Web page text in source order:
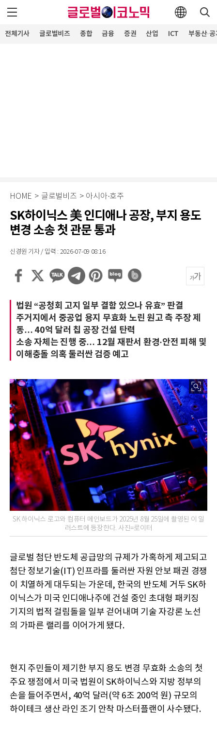
전체기사 글로벌비즈 종합 금융 증권 산업 ICT 부동산·
HOME > 글로벌비즈 > 아시아·호주
SK하이닉스 美 인디애나 공장, 부지 용도
변경 소송 첫 관문 통과
신경원 기자 / 입력 : 2026-07-09 08:16
법원 “공청회 고지 일부 결함 있으나 유효” 판결
주거지에서 중공업 용지 무효화 노린 원고 측 주장 제
동… 40억 달러 칩 공장 건설 탄력
소송 자체는 진행 중… 12월 재판서 환경·안전 피해 및
이해충돌 의혹 둘러싼 검증 예고
SK 하이닉스 로고와 컴퓨터 메인보드가 2025년 8월 25일에 촬영된 이 일
러스트에 등장한다. 사진=로이터
글로벌 첨단 반도체 공급망의 규제가 가혹하게 제고되고
첨단 정보기술(IT) 인프라를 둘러싼 자원 안보 패권 경쟁
이 치열하게 대두되는 가운데, 한국의 반도체 거두 SK하
이닉스가 미국 인디애나주에 건설 중인 초대형 패키징
기지의 법적 걸림돌을 일부 걷어내며 기술 자강론 노선
의 가파른 랠리를 이어가게 됐다.
현지 주민들이 제기한 부지 용도 변경 무효화 소송의 첫
주요 쟁점에서 미국 법원이 SK하이닉스와 지방 정부의
손을 들어주면서, 40억 달러(약 6조 200억 원) 규모의
하이테크 생산 라인 조기 안착 마스터플랜이 사수됐다.